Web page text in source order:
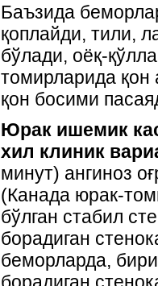
Баъзида
қоплайди, тили,
бўлади, оёқ-
томирларида
қон босими
Юрак ишемик
хил клиник
минут) ангиноз
(Канада юрак-
бўлган стабил
борадиган
беморларда,
борадиган